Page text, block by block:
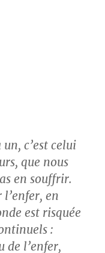
c’est celui
que nous
en souffrir.
en
est risquée
:
de l’enfer,